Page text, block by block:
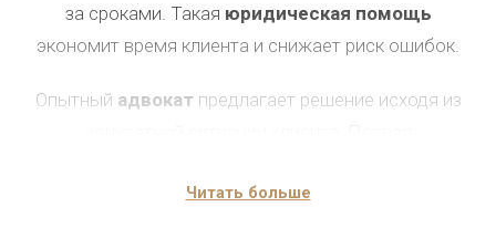
за сроками. Такая юридическая помощь
экономит время клиента и снижает риск ошибок.
Опытный адвокатпредлагает решение исходя из
предстоящей работы, аюридическая помощь
Читать больше